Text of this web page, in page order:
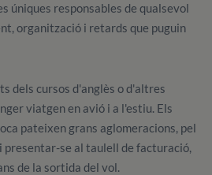
úniques responsables de qualsevol
organització i retards que puguin
dels cursos d'anglès o d'altres
viatgen en avió i a l'estiu. Els
pateixen grans aglomeracions, pel
presentar-se al taulell de facturació,
de la sortida del vol.